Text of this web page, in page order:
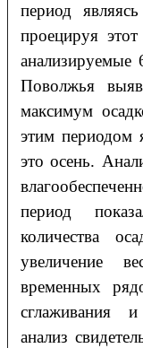
период
проецируя
анализируемые
Поволжья
максимум
этим периодом
это осень.
период
количества
увеличение
временных
сглаживания
анализ